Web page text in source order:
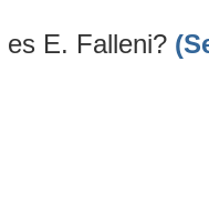
E. Falleni?